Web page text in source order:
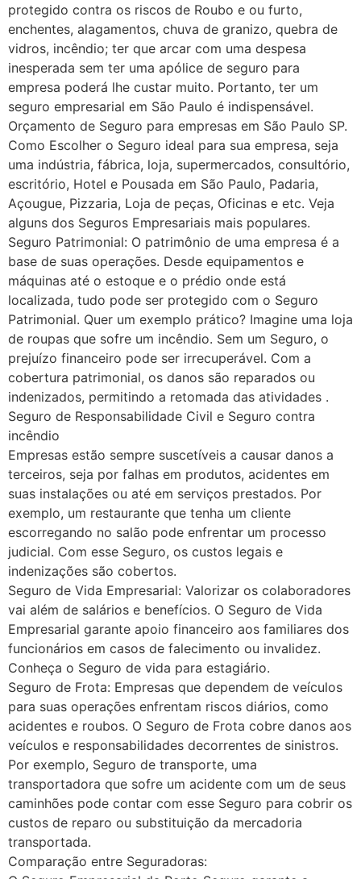
protegido contra os riscos de Roubo e ou furto,
enchentes, alagamentos, chuva de granizo, quebra de
vidros, incêndio; ter que arcar com uma despesa
inesperada sem ter uma apólice de seguro para
empresa poderá lhe custar muito. Portanto, ter um
seguro empresarial em São Paulo é indispensável.
Orçamento de Seguro para empresas em São Paulo SP.
Como Escolher o Seguro ideal para sua empresa, seja
uma indústria, fábrica, loja, supermercados, consultório,
escritório, Hotel e Pousada em São Paulo, Padaria,
Açougue, Pizzaria, Loja de peças, Oficinas e etc. Veja
alguns dos Seguros Empresariais mais populares.
Seguro Patrimonial: O patrimônio de uma empresa é a
base de suas operações. Desde equipamentos e
máquinas até o estoque e o prédio onde está
localizada, tudo pode ser protegido com o Seguro
Patrimonial. Quer um exemplo prático? Imagine uma loja
de roupas que sofre um incêndio. Sem um Seguro, o
prejuízo financeiro pode ser irrecuperável. Com a
cobertura patrimonial, os danos são reparados ou
indenizados, permitindo a retomada das atividades .
Seguro de Responsabilidade Civil e Seguro contra
incêndio
Empresas estão sempre suscetíveis a causar danos a
terceiros, seja por falhas em produtos, acidentes em
suas instalações ou até em serviços prestados. Por
exemplo, um restaurante que tenha um cliente
escorregando no salão pode enfrentar um processo
judicial. Com esse Seguro, os custos legais e
indenizações são cobertos.
Seguro de Vida Empresarial: Valorizar os colaboradores
vai além de salários e benefícios. O Seguro de Vida
Empresarial garante apoio financeiro aos familiares dos
funcionários em casos de falecimento ou invalidez.
Conheça o Seguro de vida para estagiário.
Seguro de Frota: Empresas que dependem de veículos
para suas operações enfrentam riscos diários, como
acidentes e roubos. O Seguro de Frota cobre danos aos
veículos e responsabilidades decorrentes de sinistros.
Por exemplo, Seguro de transporte, uma
transportadora que sofre um acidente com um de seus
caminhões pode contar com esse Seguro para cobrir os
custos de reparo ou substituição da mercadoria
transportada.
Comparação entre Seguradoras: